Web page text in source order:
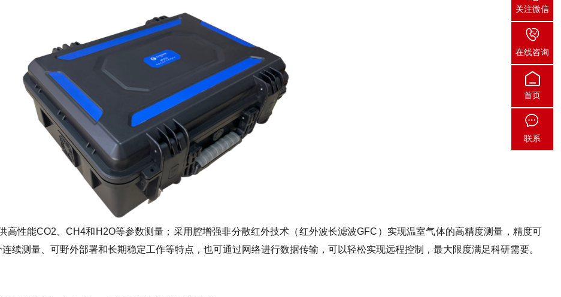
高性能CO2、CH4和H2O等参数测量；采用腔增强非分散红外技术（红外波长滤波GFC）实现温室气体的高精度测量，精度可
续测量、可野外部署和长期稳定工作等特点，也可通过网络进行数据传输，可以轻松实现远程控制，最大限度满足科研需要。
关注微信
在线咨询
首页
联系